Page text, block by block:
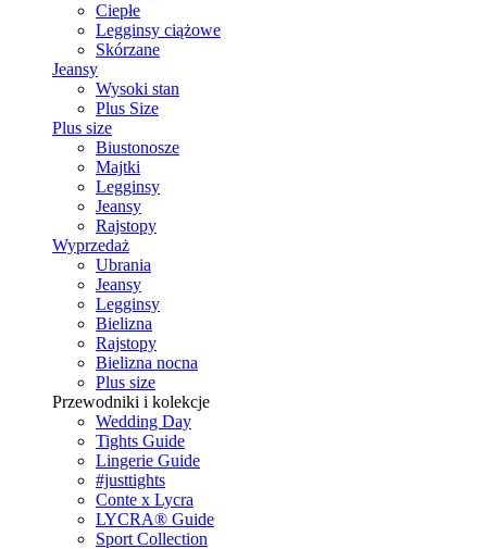
Ciepłe
Legginsy ciążowe
Skórzane
Jeansy
Wysoki stan
Plus Size
Plus size
Biustonosze
Majtki
Legginsy
Jeansy
Rajstopy
Wyprzedaż
Ubrania
Jeansy
Legginsy
Bielizna
Rajstopy
Bielizna nocna
Plus size
Przewodniki i kolekcje
Wedding Day
Tights Guide
Lingerie Guide
#justtights
Conte x Lycra
LYCRA® Guide
Sport Сollection